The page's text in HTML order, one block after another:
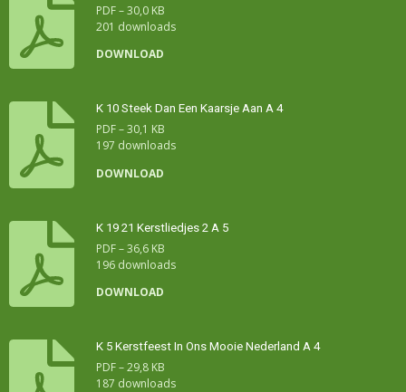
PDF – 30,0 KB
201 downloads
DOWNLOAD
K 10 Steek Dan Een Kaarsje Aan A 4
PDF – 30,1 KB
197 downloads
DOWNLOAD
K 19 21 Kerstliedjes 2 A 5
PDF – 36,6 KB
196 downloads
DOWNLOAD
K 5 Kerstfeest In Ons Mooie Nederland A 4
PDF – 29,8 KB
187 downloads